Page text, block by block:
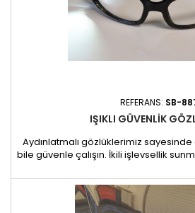
REFERANS: SB-
IŞIKLI GÜVENLIK
Aydınlatmalı gözlüklerimiz sayesinde
bile güvenle çalışın. İkili işlevsellik
şekilde korurken, şakakların her iki
aydınlatma içerir. Aydınlatmanın
ideal olan bu